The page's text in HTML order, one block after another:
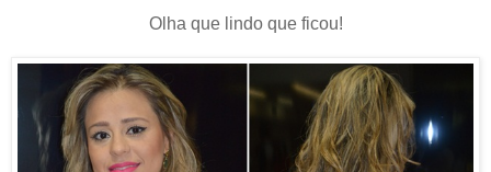
Olha que lindo que ficou!